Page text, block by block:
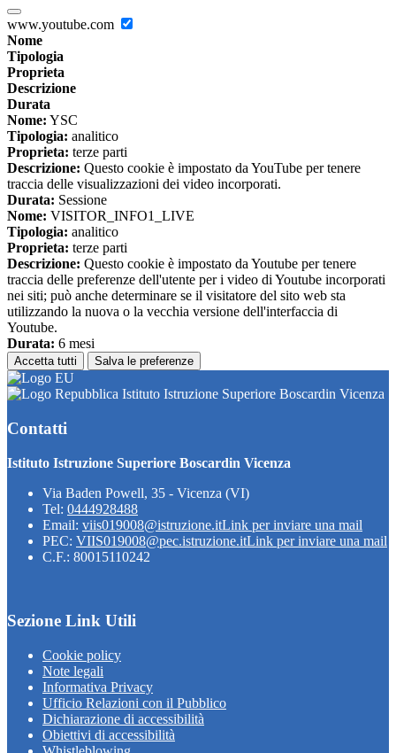
www.youtube.com
Nome
Tipologia
Proprieta
Descrizione
Durata
Nome: YSC
Tipologia: analitico
Proprieta: terze parti
Descrizione: Questo cookie è impostato da YouTube per tenere
traccia delle visualizzazioni dei video incorporati.
Durata: Sessione
Nome: VISITOR_INFO1_LIVE
Tipologia: analitico
Proprieta: terze parti
Descrizione: Questo cookie è impostato da Youtube per tenere
traccia delle preferenze dell'utente per i video di Youtube incorporati
nei siti; può anche determinare se il visitatore del sito web sta
utilizzando la nuova o la vecchia versione dell'interfaccia di
Youtube.
Durata: 6 mesi
Accetta tutti Salva le preferenze
Istituto Istruzione Superiore Boscardin Vicenza
Contatti
Istituto Istruzione Superiore Boscardin Vicenza
Via Baden Powell, 35 - Vicenza (VI)
Tel: 0444928488
Email: viis019008@istruzione.itLink per inviare una mail
PEC: VIIS019008@pec.istruzione.itLink per inviare una mail
C.F.: 80015110242
Sezione Link Utili
Cookie policy
Note legali
Informativa Privacy
Ufficio Relazioni con il Pubblico
Dichiarazione di accessibilità
Obiettivi di accessibilità